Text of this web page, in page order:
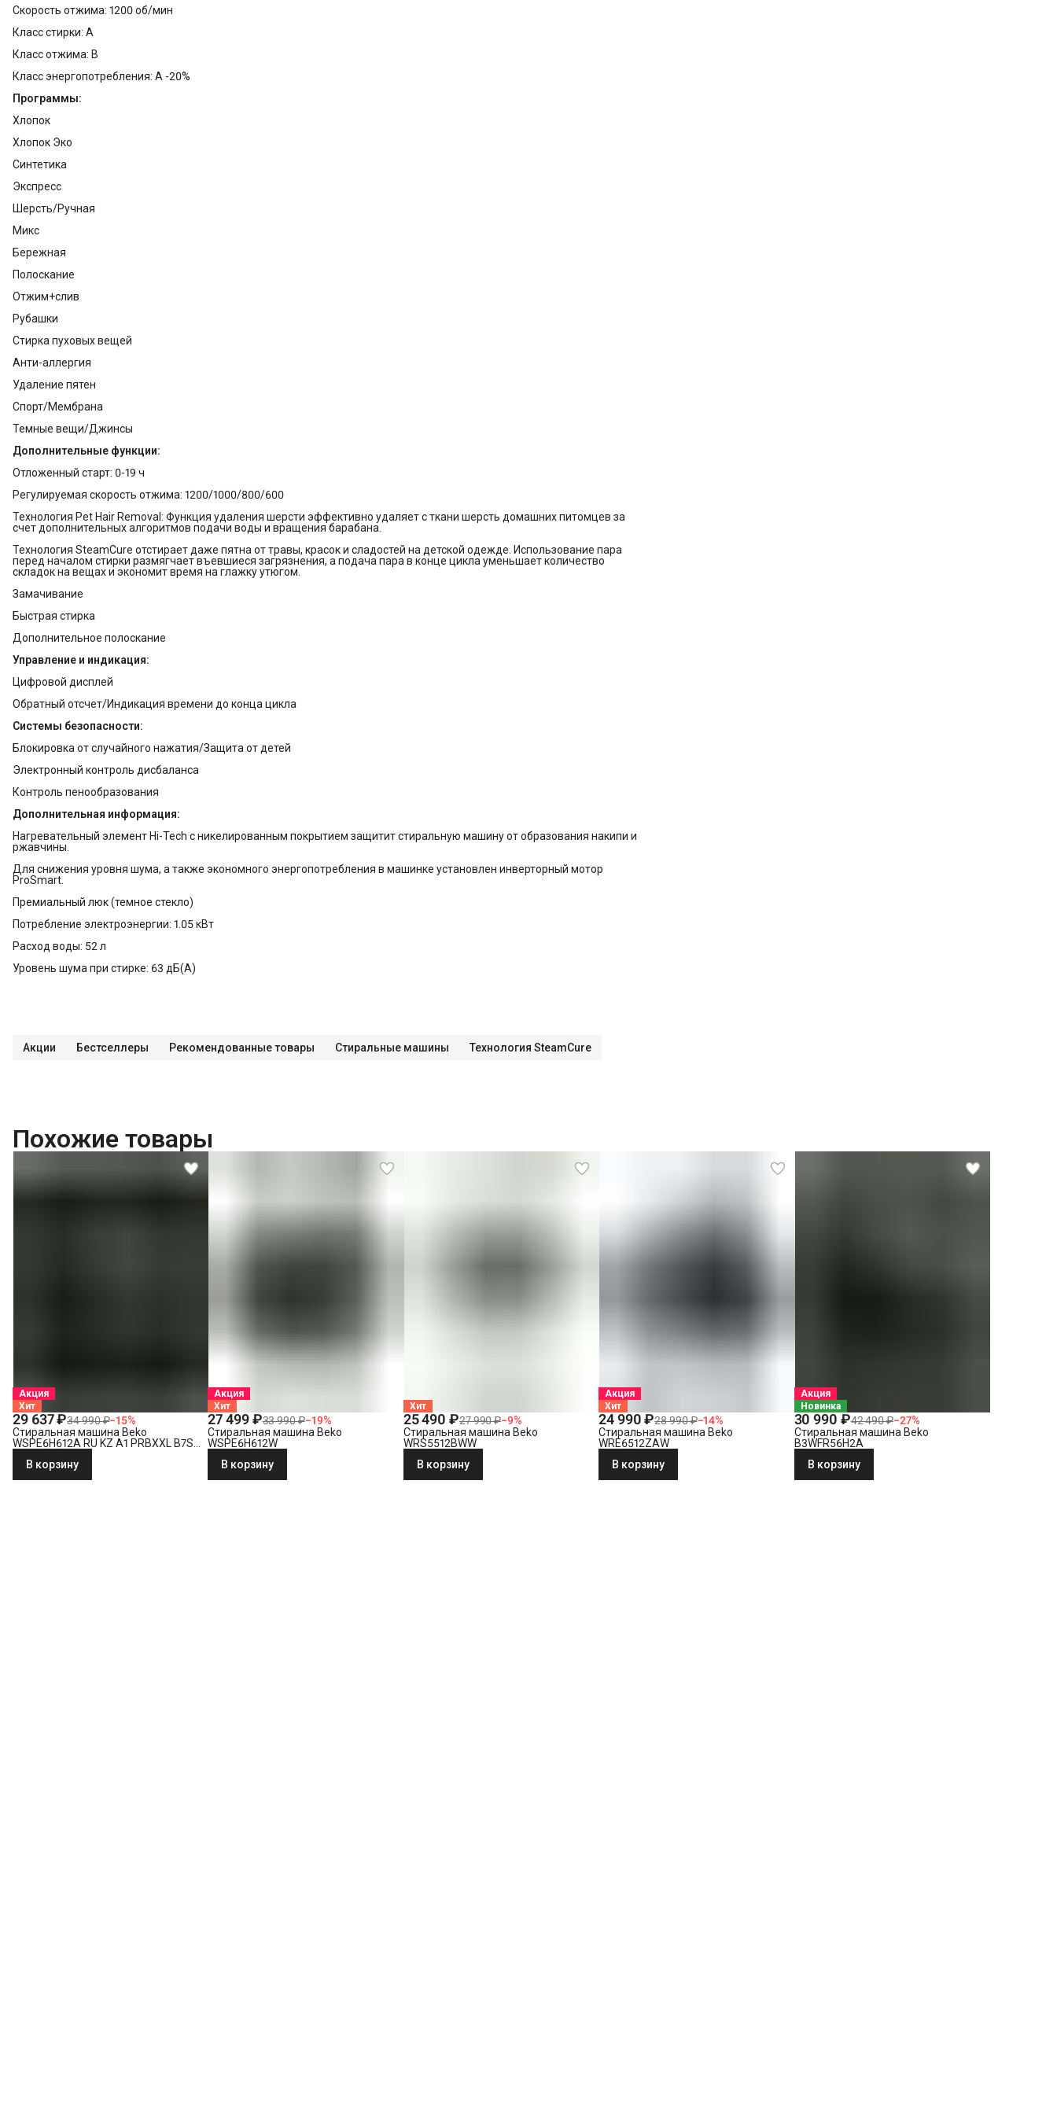
Скорость отжима: 1200 об/мин
Класс стирки: A
Класс отжима: B
Класс энергопотребления: A -20%
Программы:
Хлопок
Хлопок Эко
Синтетика
Экспресс
Шерсть/Ручная
Микс
Бережная
Полоскание
Отжим+слив
Рубашки
Стирка пуховых вещей
Анти-аллергия
Удаление пятен
Спорт/Мембрана
Темные вещи/Джинсы
Дополнительные функции:
Отложенный старт: 0-19 ч
Регулируемая скорость отжима: 1200/1000/800/600
Технология Pet Hair Removal: Функция удаления шерсти эффективно удаляет с ткани шерсть домашних питомцев за
счет дополнительных алгоритмов подачи воды и вращения барабана.
Технология SteamCure отстирает даже пятна от травы, красок и сладостей на детской одежде. Использование пара
перед началом стирки размягчает въевшиеся загрязнения, а подача пара в конце цикла уменьшает количество
складок на вещах и экономит время на глажку утюгом.
Замачивание
Быстрая стирка
Дополнительное полоскание
Управление и индикация:
Цифровой дисплей
Обратный отсчет/Индикация времени до конца цикла
Системы безопасности:
Блокировка от случайного нажатия/Защита от детей
Электронный контроль дисбаланса
Контроль пенообразования
Дополнительная информация:
Нагревательный элемент Hi-Tech с никелированным покрытием защитит стиральную машину от образования накипи и
ржавчины.
Для снижения уровня шума, а также экономного энергопотребления в машинке установлен инверторный мотор
ProSmart.
Премиальный люк (темное стекло)
Потребление электроэнергии: 1.05 кВт
Расход воды: 52 л
Уровень шума при стирке: 63 дБ(А)
Акции Бестселлеры Рекомендованные товары Стиральные машины Технология SteamCure
Похожие товары
Акция
Хит
29 637 ₽34 990 ₽−15%
Стиральная машина Beko
WSPE6H612A RU KZ A1 PRBXXL B7S
В корзину
Акция
Хит
27 499 ₽33 990 ₽−19%
Стиральная машина Beko
WSPE6H612W
В корзину
Хит
25 490 ₽27 990 ₽−9%
Стиральная машина Beko
WRS5512BWW
В корзину
Акция
Хит
24 990 ₽28 990 ₽−14%
Стиральная машина Beko
WRE6512ZAW
В корзину
Акция
Новинка
30 990 ₽42 490 ₽−27%
Стиральная машина Beko
B3WFR56H2A
В корзину